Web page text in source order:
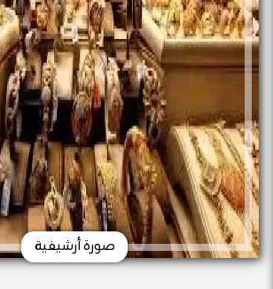
صورة أرشيفية